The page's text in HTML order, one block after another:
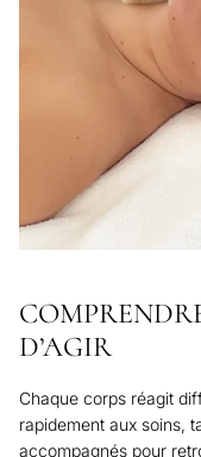
D’AGIR
Chaque corps réagit
rapidement aux soins,
accompagnés pour